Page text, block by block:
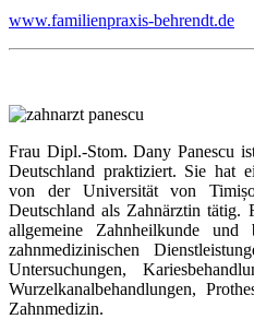
www.familienpraxis-behrendt.de
Frau Dipl.-Stom. Dany Panescu
Deutschland praktiziert. Sie hat
von der Universität von
Deutschland als Zahnärztin tätig.
allgemeine Zahnheilkunde
zahnmedizinischen
Untersuchungen,
Wurzelkanalbehandlungen,
Zahnmedizin.